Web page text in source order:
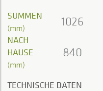
SUMMEN
(mm) 1026
NACH
HAUSE
(mm)
840
TECHNISCHE DATEN